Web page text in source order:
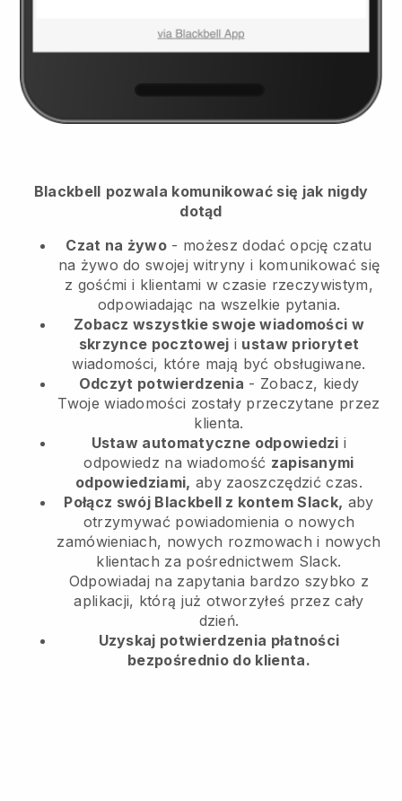
Blackbell pozwala komunikować się jak nigdy
dotąd
Czat na żywo - możesz dodać opcję czatu
na żywo do swojej witryny i komunikować się
z gośćmi i klientami w czasie rzeczywistym,
odpowiadając na wszelkie pytania.
Zobacz wszystkie swoje wiadomości w
skrzynce pocztowej i ustaw priorytet
wiadomości, które mają być obsługiwane.
Odczyt potwierdzenia - Zobacz, kiedy
Twoje wiadomości zostały przeczytane przez
klienta.
Ustaw automatyczne odpowiedzi i
odpowiedz na wiadomość zapisanymi
odpowiedziami, aby zaoszczędzić czas.
Połącz swój Blackbell z kontem Slack, aby
otrzymywać powiadomienia o nowych
zamówieniach, nowych rozmowach i nowych
klientach za pośrednictwem Slack.
Odpowiadaj na zapytania bardzo szybko z
aplikacji, którą już otworzyłeś przez cały
dzień.
Uzyskaj potwierdzenia płatności
bezpośrednio do klienta.